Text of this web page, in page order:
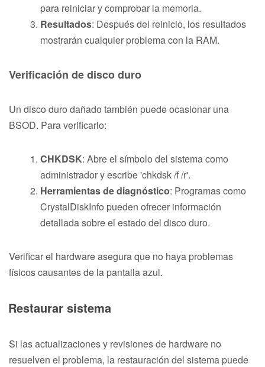
para reiniciar y comprobar la memoria.
Resultados: Después del reinicio, los resultados
mostrarán cualquier problema con la RAM.
Verificación de disco duro
Un disco duro dañado también puede ocasionar una
BSOD. Para verificarlo:
CHKDSK: Abre el símbolo del sistema como
administrador y escribe 'chkdsk /f /r'.
Herramientas de diagnóstico: Programas como
CrystalDiskInfo pueden ofrecer información
detallada sobre el estado del disco duro.
Verificar el hardware asegura que no haya problemas
físicos causantes de la pantalla azul.
Restaurar sistema
Si las actualizaciones y revisiones de hardware no
resuelven el problema, la restauración del sistema puede